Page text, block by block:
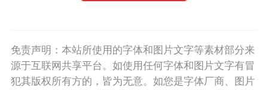
免责声明：本站所使用的字体和图片文字等素材部分来
源于互联网共享平台。如使用任何字体和图片文字有冒
犯其版权所有方的，皆为无意。如您是字体厂商、图片